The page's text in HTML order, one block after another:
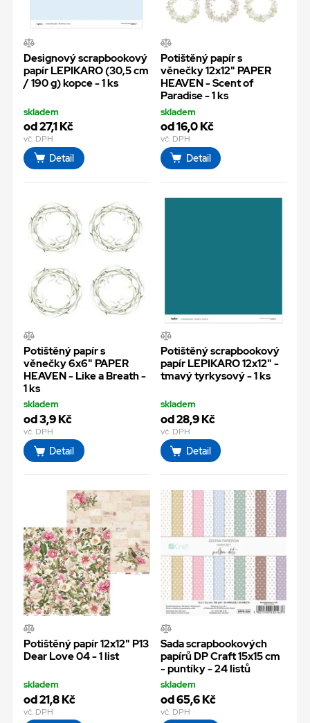
Designový scrapbookový
papír LEPIKARO (30,5 cm
/ 190 g) kopce - 1 ks
skladem
od 27,1 Kč
vč. DPH
Detail
Potištěný papír s
věnečky 12x12" PAPER
HEAVEN - Scent of
Paradise - 1 ks
skladem
od 16,0 Kč
vč. DPH
Detail
Potištěný papír s
věnečky 6x6" PAPER
HEAVEN - Like a Breath -
1 ks
skladem
od 3,9 Kč
vč. DPH
Detail
Potištěný scrapbookový
papír LEPIKARO 12x12" -
tmavý tyrkysový - 1 ks
skladem
od 28,9 Kč
vč. DPH
Detail
Potištěný papír 12x12" P13
Dear Love 04 - 1 list
skladem
od 21,8 Kč
vč. DPH
Sada scrapbookových
papírů DP Craft 15x15 cm
- puntíky - 24 listů
skladem
od 65,6 Kč
vč. DPH